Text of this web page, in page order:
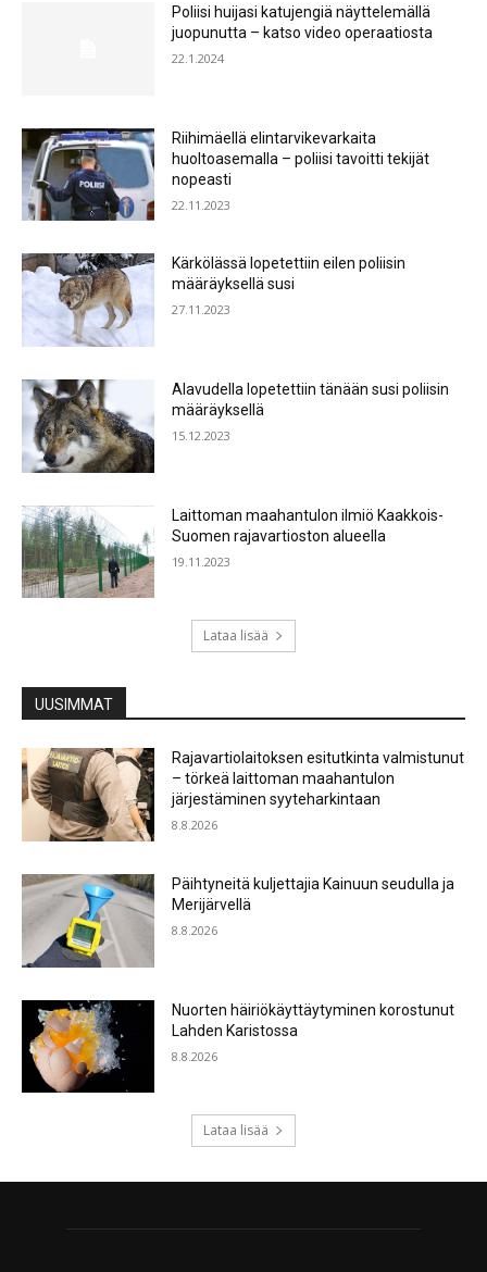
Poliisi huijasi katujengiä näyttelemällä
juopunutta – katso video operaatiosta
22.1.2024
Riihimäellä elintarvikevarkaita
huoltoasemalla – poliisi tavoitti tekijät
nopeasti
22.11.2023
Kärkölässä lopetettiin eilen poliisin
määräyksellä susi
27.11.2023
Alavudella lopetettiin tänään susi poliisin
määräyksellä
15.12.2023
Laittoman maahantulon ilmiö Kaakkois-
Suomen rajavartioston alueella
19.11.2023
Lataa lisää
UUSIMMAT
Rajavartiolaitoksen esitutkinta valmistunut
– törkeä laittoman maahantulon
järjestäminen syyteharkintaan
8.8.2026
Päihtyneitä kuljettajia Kainuun seudulla ja
Merijärvellä
8.8.2026
Nuorten häiriökäyttäytyminen korostunut
Lahden Karistossa
8.8.2026
Lataa lisää